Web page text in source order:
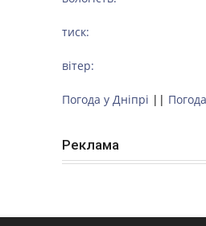
тиск:
вітер:
Погода у Дніпрі ||
Реклама